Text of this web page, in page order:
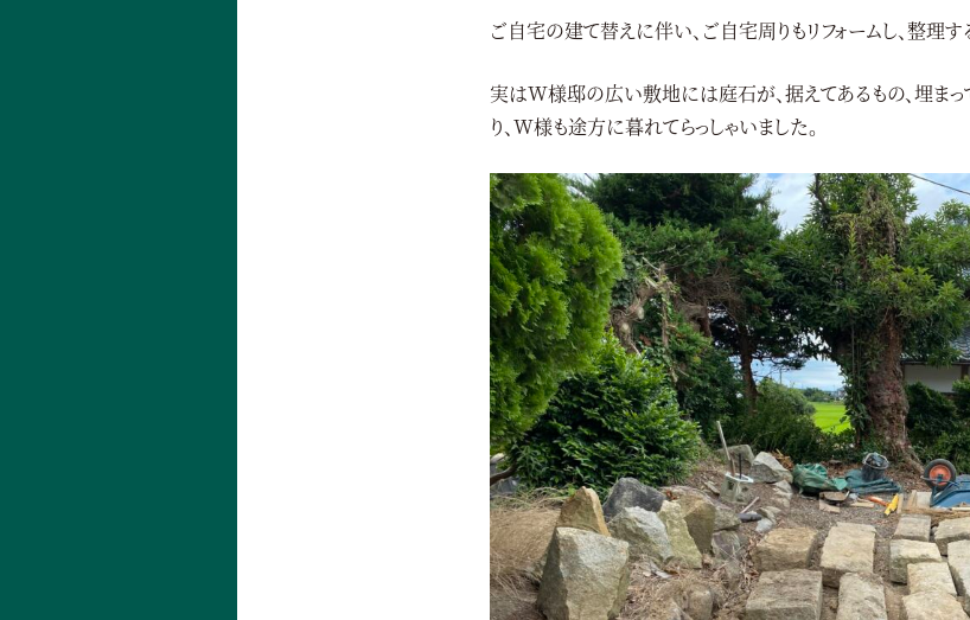
ご自宅の建て替えに伴い、ご自宅周りもリフォームし、整理す
実はW様邸の広い敷地には庭石が、据えてあるもの、埋ま
り、W様も途方に暮れてらっしゃいました。